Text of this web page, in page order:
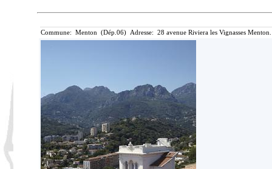
Commune: Menton (Dép.06) Adresse: 28 avenue Riviera les Vignasses